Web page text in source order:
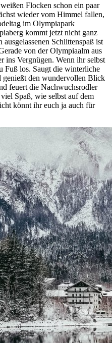
Flocken schon ein paar
wieder vom Himmel fallen,
im Olympiapark
kommt jetzt nicht ganz
Schlittenspaß ist
von der Olympiaalm aus
ins Vergnügen. Wenn ihr selbst
Fuß los. Saugt die winterliche
den wundervollen Blick
feuert die Nachwuchsrodler
Spaß, wie selbst auf dem
könnt ihr euch ja auch für